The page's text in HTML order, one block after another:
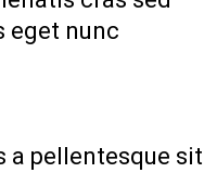
eget nunc
a pellentesque sit